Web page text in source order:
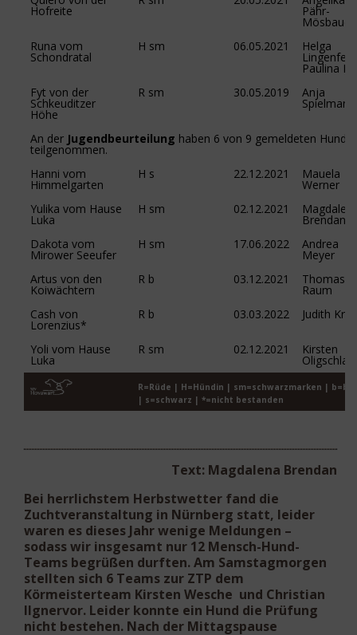
Hofreite Pähr-
Mösbauer
Runa vom
Schondratal
H sm 06.05.2021 Helga
Paulina
Fyt von der
Schkeuditzer
Höhe
R sm 30.05.2019 Anja
Spielmann
An der Jugendbeurteilung haben 6 von 9 gemeldeten
teilgenommen.
Hanni vom
Himmelgarten
H s 22.12.2021 Mauela
Werner
Yulika vom Hause
Luka
H sm 02.12.2021
Brendan
Dakota vom
Mirower Seeufer
H sm 17.06.2022 Andrea
Meyer
Artus von den
Koiwächtern
R b 03.12.2021 Thomas
Raum
Cash von
Lorenzius*
R b 03.03.2022 Judith
Yoli vom Hause
Luka
R sm 02.12.2021 Kirsten
R=Rüde | H=Hündin | sm=schwarzmarken |
| s=schwarz | *=nicht bestanden
Text: Magdalena Brendan
Bei herrlichstem Herbstwetter fand die
Zuchtveranstaltung in Nürnberg statt, leider
waren es dieses Jahr wenige Meldungen –
sodass wir insgesamt nur 12 Mensch-Hund-
Teams begrüßen durften. Am Samstagmorgen
stellten sich 6 Teams zur ZTP dem
Körmeisterteam Kirsten Wesche und Christian
Ilgnervor. Leider konnte ein Hund die Prüfung
nicht bestehen. Nach der Mittagspause